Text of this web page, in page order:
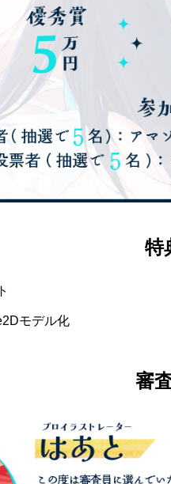
特
モデル化
審